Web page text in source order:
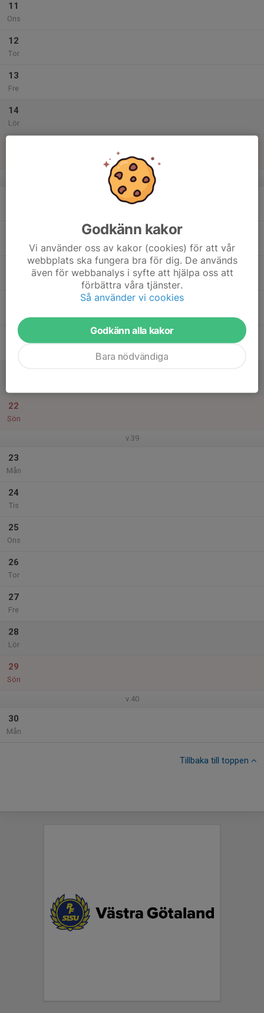
11
Ons
12
Tor
13
Fre
14
Lör
v.38
18:00
20:30
Föreningsträff Paraskytte
RF-SISU Västra Götaland, Mejerigatan 1
20
22
Sön
v.39
23
Mån
24
Tis
25
Ons
26
Tor
27
Fre
28
Lör
29
Sön
v.40
30
Mån
Tillbaka till toppen
Godkänn kakor
Vi använder oss av kakor (cookies) för att vår
webbplats ska fungera bra för dig. De används
även för webbanalys i syfte att hjälpa oss att
förbättra våra tjänster.
Så använder vi cookies
Godkänn alla kakor
Bara nödvändiga